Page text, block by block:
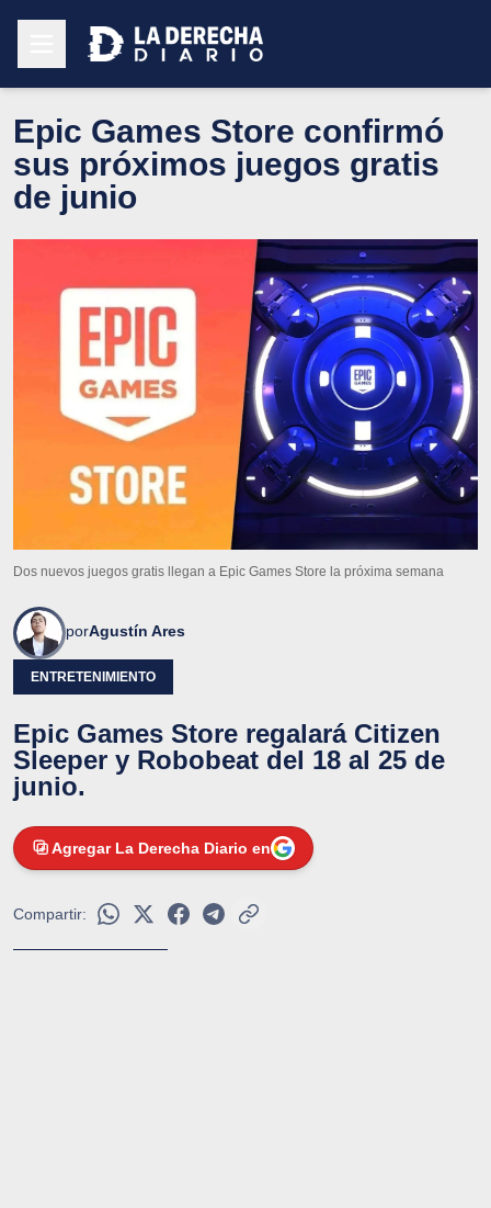
Epic Games Store confirmó
sus próximos juegos gratis
de junio
Dos nuevos juegos gratis llegan a Epic Games Store la próxima semana
porAgustín Ares
ENTRETENIMIENTO
Epic Games Store regalará Citizen
Sleeper y Robobeat del 18 al 25 de
junio.
Agregar La Derecha Diario en
Compartir: